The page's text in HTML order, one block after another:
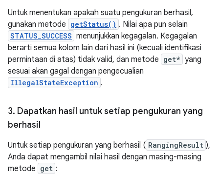
Untuk menentukan apakah suatu pengukuran berhasil,
gunakan metode getStatus() . Nilai apa pun selain
STATUS_SUCCESS menunjukkan kegagalan. Kegagalan
berarti semua kolom lain dari hasil ini (kecuali identifikasi
permintaan di atas) tidak valid, dan metode get* yang
sesuai akan gagal dengan pengecualian
IllegalStateException .
3. Dapatkan hasil untuk setiap pengukuran yang
berhasil
Untuk setiap pengukuran yang berhasil ( RangingResult ),
Anda dapat mengambil nilai hasil dengan masing-masing
metode get :